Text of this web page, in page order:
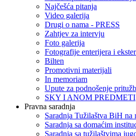
Najčešća pitanja
Video galerija
Drugi o nama - PRESS
Zahtjev za intervju
Foto galerija
Fotografije enterijera i
Bilten
Promotivni materijali
In memoriam
Upute za podnošenje
SKY I ANOM PREDMETI
Pravna saradnja
Saradnja Tužilaštva BiH
Saradnja sa domaćim
Saradnja sa tužilaštvima